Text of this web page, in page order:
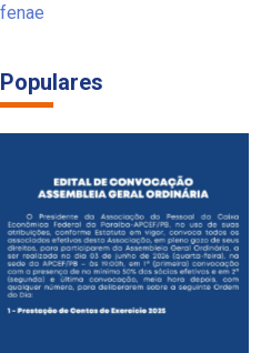
fenae
Populares